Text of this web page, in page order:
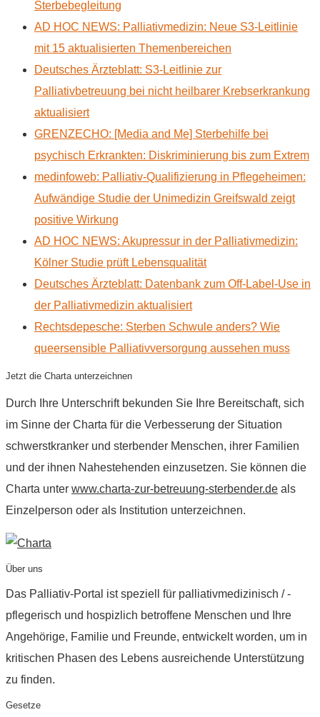
Sterbebegleitung
AD HOC NEWS: Palliativmedizin: Neue S3-Leitlinie
mit 15 aktualisierten Themenbereichen
Deutsches Ärzteblatt: S3-Leitlinie zur
Palliativbetreuung bei nicht heilbarer Krebserkrankung
aktualisiert
GRENZECHO: [Media and Me] Sterbehilfe bei
psychisch Erkrankten: Diskriminierung bis zum Extrem
medinfoweb: Palliativ-Qualifizierung in Pflegeheimen:
Aufwändige Studie der Unimedizin Greifswald zeigt
positive Wirkung
AD HOC NEWS: Akupressur in der Palliativmedizin:
Kölner Studie prüft Lebensqualität
Deutsches Ärzteblatt: Datenbank zum Off-Label-Use in
der Palliativmedizin aktualisiert
Rechtsdepesche: Sterben Schwule anders? Wie
queersensible Palliativversorgung aussehen muss
Jetzt die Charta unterzeichnen
Durch Ihre Unterschrift bekunden Sie Ihre Bereitschaft, sich
im Sinne der Charta für die Verbesserung der Situation
schwerstkranker und sterbender Menschen, ihrer Familien
und der ihnen Nahestehenden einzusetzen. Sie können die
Charta unter www.charta-zur-betreuung-sterbender.de als
Einzelperson oder als Institution unterzeichnen.
Über uns
Das Palliativ-Portal ist speziell für palliativmedizinisch / -
pflegerisch und hospizlich betroffene Menschen und Ihre
Angehörige, Familie und Freunde, entwickelt worden, um in
kritischen Phasen des Lebens ausreichende Unterstützung
zu finden.
Gesetze